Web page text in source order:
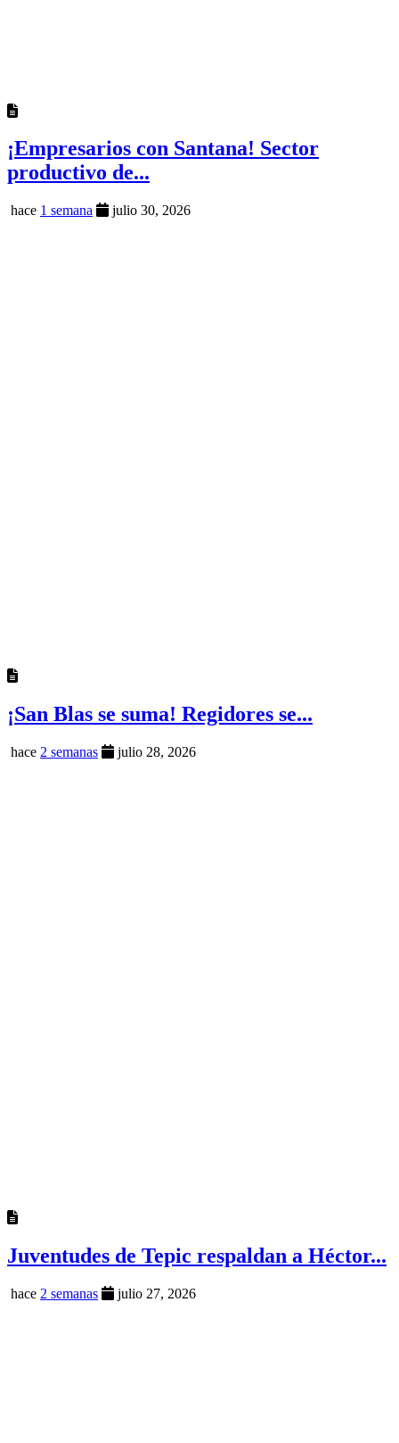
¡Empresarios con Santana! Sector
productivo de...
hace 1 semana julio 30, 2026
¡San Blas se suma! Regidores se...
hace 2 semanas julio 28, 2026
Juventudes de Tepic respaldan a Héctor...
hace 2 semanas julio 27, 2026